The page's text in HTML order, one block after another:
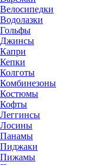
Велосипедки
Водолазки
Гольфы
Джинсы
Капри
Кепки
Колготы
Комбинезоны
Костюмы
Кофты
Леггинсы
Лосины
Панамы
Пиджаки
Пижамы